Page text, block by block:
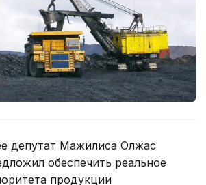
депутат Мажилиса Олжас
обеспечить реальное
продукции